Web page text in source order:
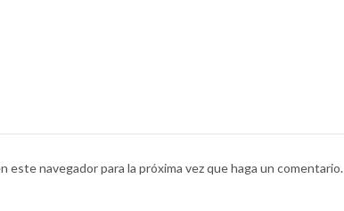
navegador para la próxima vez que haga un comentario.